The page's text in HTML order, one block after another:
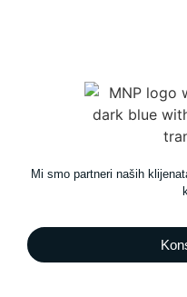
Mi smo partneri naših